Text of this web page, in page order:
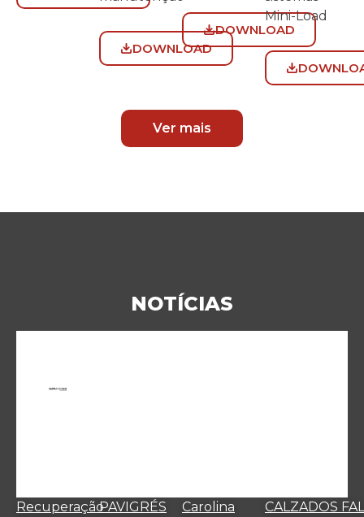
DOWNLOAD
DOWNLOAD
Mini-Load
Ver mais
NOTÍCIAS
RecuperaçãoPAVIGRÉS
Carolina
CALZADOS FAL